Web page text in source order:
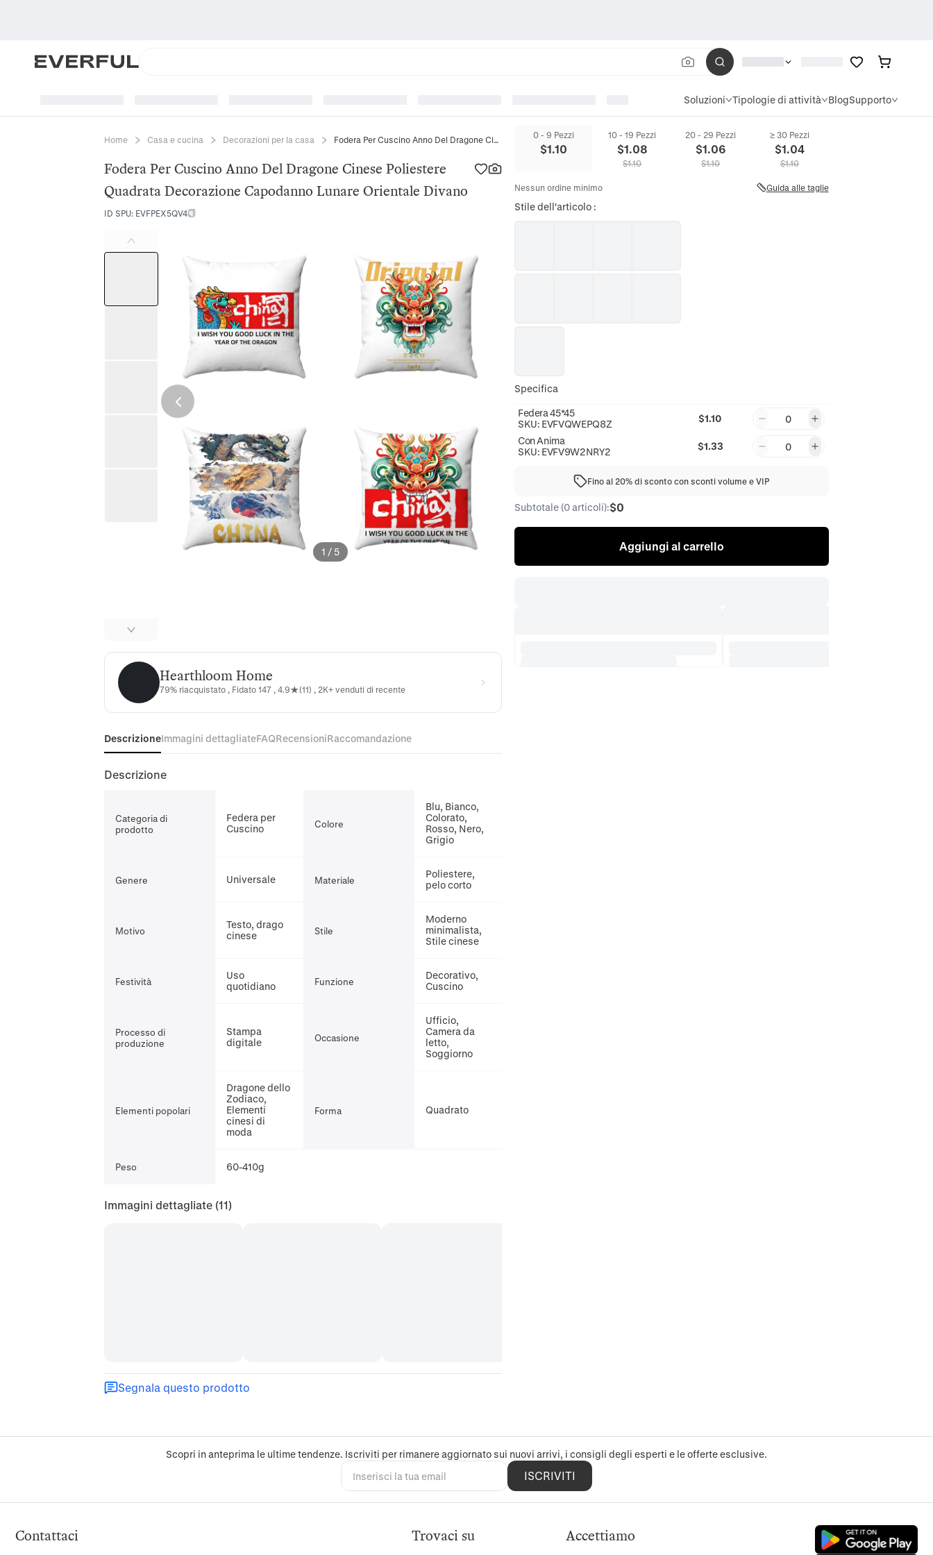
Soluzioni Tipologie di attività BlogSupporto
Home Casa e cucina Decorazioni per la casa Fodera Per Cuscino Anno Del Dragone Cinese Poliestere Quadrata Decorazione Capodanno Lunare Orientale Divano
Fodera Per Cuscino Anno Del Dragone Cinese Poliestere
Quadrata Decorazione Capodanno Lunare Orientale Divano
ID SPU: EVFPEX5QV4
1 / 5
Hearthloom Home
Hearthloom Home
79% riacquistato , Fidato 147 , 4.9★(11) , 2K+ venduti di recente
DescrizioneImmagini dettagliateFAQRecensioniRaccomandazione
Descrizione
Categoria di
prodotto
Federa per
Cuscino
Colore
Blu, Bianco,
Colorato,
Rosso, Nero,
Grigio
Genere Universale Materiale
Poliestere,
pelo corto
Motivo
Testo, drago
cinese
Stile
Moderno
minimalista,
Stile cinese
Festività
Uso
quotidiano
Funzione
Decorativo,
Cuscino
Processo di
produzione
Stampa
digitale
Occasione
Ufficio,
Camera da
letto,
Soggiorno
Elementi popolari
Dragone dello
Zodiaco,
Elementi
cinesi di
moda
Forma Quadrato
Peso 60-410g
Immagini dettagliate (11)
Segnala questo prodotto
0 - 9 Pezzi
$1.10
10 - 19 Pezzi
$1.08
$1.10
20 - 29 Pezzi
$1.06
$1.10
≥ 30 Pezzi
$1.04
$1.10
Nessun ordine minimo Guida alle taglie
Stile dell'articolo:
Specifica
Federa 45*45
SKU: EVFVQWEPQ8Z $1.10
0
Con Anima
SKU: EVFV9W2NRY2 $1.33 0
Fino al 20% di sconto con sconti volume e VIP
Subtotale (0 articoli):$0
Aggiungi al carrello
Scopri in anteprima le ultime tendenze. Iscriviti per rimanere aggiornato sui nuovi arrivi, i consigli degli esperti e le offerte esclusive.
ISCRIVITI
Contattaci Trovaci su Accettiamo